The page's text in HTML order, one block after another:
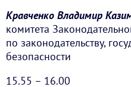
Кравченко Владимир
комитета
по законодательству,
безопасности
15.55 – 16.00